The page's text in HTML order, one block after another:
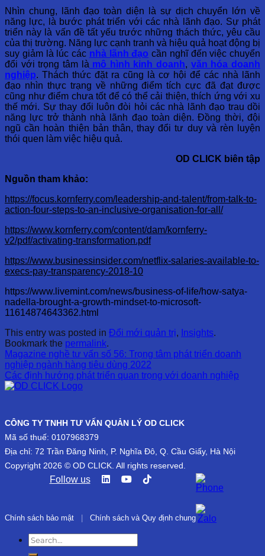
Nhìn chung, lãnh đạo toàn diện là sự dịch chuyển lớn về
năng lực, là bước phát triển với các nhà lãnh đạo. Sự phát
triển này là vấn đề tất yếu trước những thách thức, yêu cầu
của thị trường. Năng lực cạnh tranh và hiệu quả hoạt động bị
suy giảm là lúc các nhà lãnh đạo cần nghĩ đến việc chuyển
đổi với trọng tâm là mô hình kinh doanh, văn hóa doanh
nghiệp. Thách thức đặt ra cũng là cơ hội để các nhà lãnh
đạo nhìn thực trạng về những điểm tích cực đã đạt được
cũng như điểm chưa tốt để có thể cải thiện, thích ứng với xu
thế mới. Sự thay đổi luôn đòi hỏi các nhà lãnh đạo trau dồi
năng lực trở thành nhà lãnh đạo toàn diện. Đồng thời, đội
ngũ cần hoàn thiện bản thân, thay đổi tư duy và rèn luyện
thói quen làm việc hiệu quả.
OD CLICK biên tập
Nguồn tham khảo:
https://focus.kornferry.com/leadership-and-talent/from-talk-to-
action-four-steps-to-an-inclusive-organisation-for-all/
https://www.kornferry.com/content/dam/kornferry-
v2/pdf/activating-transformation.pdf
https://www.businessinsider.com/netflix-salaries-available-to-
execs-pay-transparency-2018-10
https://www.livemint.com/news/business-of-life/how-satya-
nadella-brought-a-growth-mindset-to-microsoft-
11614874643362.html
This entry was posted in Đổi mới quản trị, Insights.
Bookmark the permalink.
Magazine nghề tư vấn số 56: Trọng tâm phát triển doanh
nghiệp ngành hàng tiêu dùng 2022
Các định hướng phát triển quan trọng với doanh nghiệp
CÔNG TY TNHH TƯ VẤN QUẢN LÝ OD CLICK
Mã số thuế: 0107968379
Địa chỉ: 72 Trần Đăng Ninh, P. Nghĩa Đô, Q. Cầu Giấy, Hà Nội
Copyright 2026 © OD CLICK. All rights reserved.
Follow us
Chính sách bảo mật Chính sách và Quy định chung